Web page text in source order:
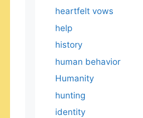
heartfelt vows
help
history
human behavior
Humanity
hunting
identity